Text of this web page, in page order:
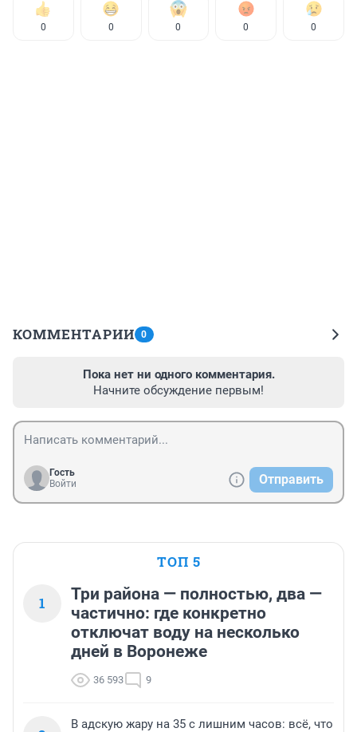
0 0 0 0 0
КОММЕНТАРИИ 0
Пока нет ни одного комментария.
Начните обсуждение первым!
Гость
Войти
Отправить
ТОП 5
1
Три района — полностью, два —
частично: где конкретно
отключат воду на несколько
дней в Воронеже
36 593 9
В адскую жару на 35 с лишним часов: всё, что